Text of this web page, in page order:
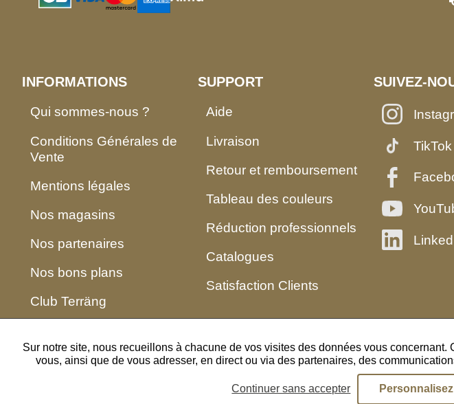
INFORMATIONS
Qui sommes-nous ?
Conditions Générales de
Vente
Mentions légales
Nos magasins
Nos partenaires
Nos bons plans
Club Terräng
SUPPORT
Aide
Livraison
Retour et remboursement
Tableau des couleurs
Réduction professionnels
Catalogues
Satisfaction Clients
SUIVEZ-
TikTok
Gestion
Sur notre site, nous recueillons à chacune de vos visites des données vous
vous, ainsi que de vous adresser, en direct ou via des partenaires, des
Continuer sans accepter